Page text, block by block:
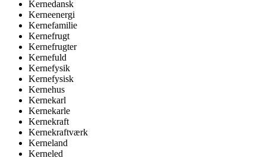
Kernedansk
Kerneenergi
Kernefamilie
Kernefrugt
Kernefrugter
Kernefuld
Kernefysik
Kernefysisk
Kernehus
Kernekarl
Kernekarle
Kernekraft
Kernekraftværk
Kerneland
Kerneled